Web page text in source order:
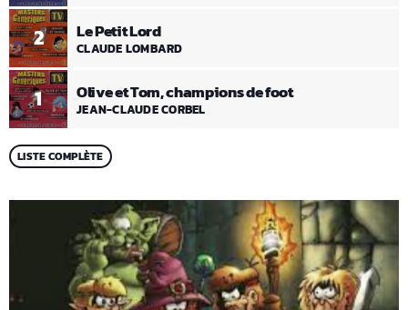
1 Olive et Tom, champions de foot
JEAN-CLAUDE CORBEL
2 Le Petit Lord
CLAUDE LOMBARD
LISTE COMPLÈTE